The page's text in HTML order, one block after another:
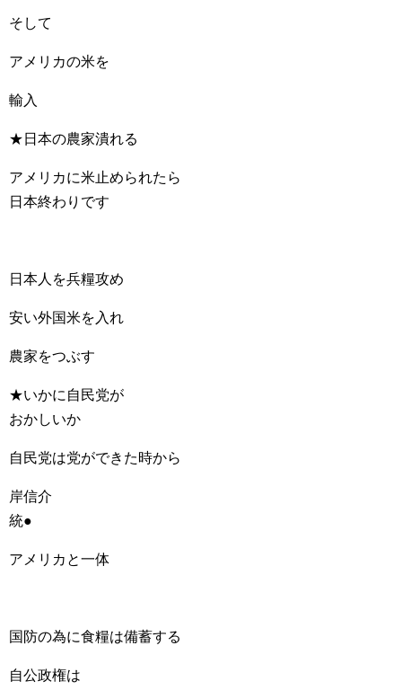
そして
アメリカの米を
輸入
★日本の農家潰れる
アメリカに米止められたら
日本終わりです
日本人を兵糧攻め
安い外国米を入れ
農家をつぶす
★いかに自民党が
おかしいか
自民党は党ができた時から
岸信介
統●
アメリカと一体
国防の為に食糧は備蓄する
自公政権は